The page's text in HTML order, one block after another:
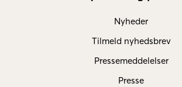
Nyheder
Tilmeld nyhedsbrev
Pressemeddelelser
Presse